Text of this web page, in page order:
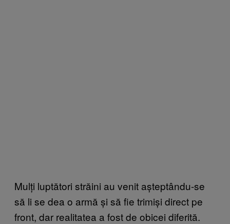
Mulți luptători străini au venit așteptându-se
să li se dea o armă și să fie trimiși direct pe
front, dar realitatea a fost de obicei diferită.